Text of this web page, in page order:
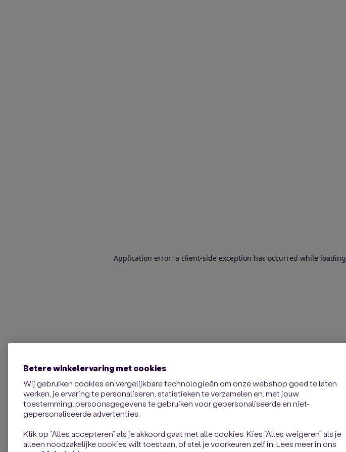
Application error: a client-side exception has occurred while loading
Betere winkelervaring met cookies
Wij gebruiken cookies en vergelijkbare technologieën om onze webshop goed te laten
werken, je ervaring te personaliseren, statistieken te verzamelen en, met jouw
toestemming, persoonsgegevens te gebruiken voor gepersonaliseerde en niet-
gepersonaliseerde advertenties.
Klik op “Alles accepteren” als je akkoord gaat met alle cookies. Kies “Alles weigeren” als je
alleen noodzakelijke cookies wilt toestaan, of stel je voorkeuren zelf in. Lees meer in ons